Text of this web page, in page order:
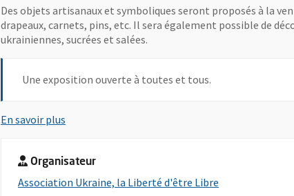
Des objets artisanaux et symboliques seront proposés à la
drapeaux, carnets, pins, etc. Il sera également possible de
ukrainiennes, sucrées et salées.
Une exposition ouverte à toutes et tous.
En savoir plus, Ouvre une nouvelle fenêtre
Organisateur
Association Ukraine, la Liberté d'être Libre, Ouvre une